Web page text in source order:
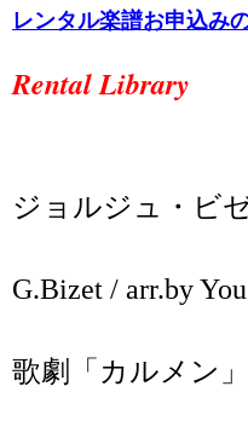
レンタル楽譜お申込み
Rental Library
ジョルジュ・ビ
G.Bizet / arr.by
歌劇「カルメン